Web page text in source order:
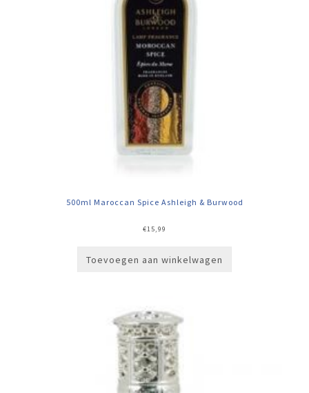
500ml Maroccan Spice Ashleigh & Burwood
€15,99
Toevoegen aan winkelwagen